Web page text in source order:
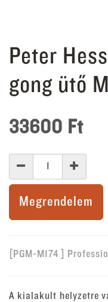
Peter
gong ütő
33600 Ft
Megrendelem
[PGM-M174 ]
A kialakult helyzetre